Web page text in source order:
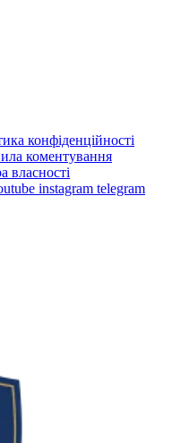
конфіденційності
коментування
власності
instagram telegram